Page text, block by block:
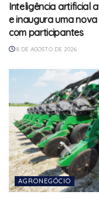
Inteligência artificial
e inaugura uma
com participantes
8 DE AGOSTO DE 2026
AGRONEGÓCIO